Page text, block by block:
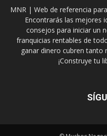
MNR | Web de referencia
Encontrarás las mejores
consejos para iniciar un
franquicias rentables de
ganar dinero cubren
¡Construye tu